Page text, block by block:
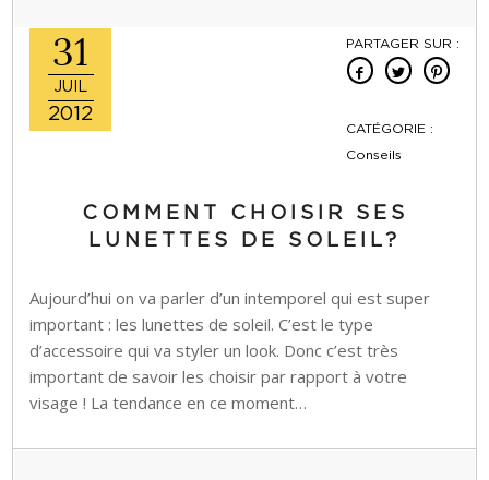
31
JUIL
2012
PARTAGER SUR :
CATÉGORIE :
Conseils
COMMENT CHOISIR SES
LUNETTES DE SOLEIL?
Aujourd’hui on va parler d’un intemporel qui est super
important : les lunettes de soleil. C’est le type
d’accessoire qui va styler un look. Donc c’est très
important de savoir les choisir par rapport à votre
visage ! La tendance en ce moment…